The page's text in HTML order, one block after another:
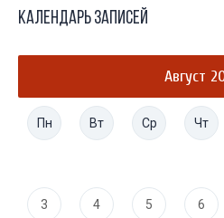
Календарь записей
Август
Пн Вт Ср Чт
3 4 5 6